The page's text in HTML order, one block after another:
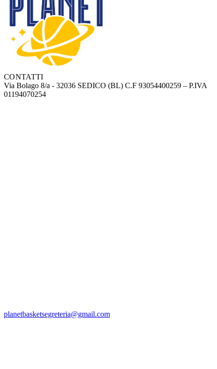
CONTATTI
Via Bolago 8/a - 32036 SEDICO (BL) C.F 93054400259 – P.IVA
01194070254
planetbasketsegreteria@gmail.com